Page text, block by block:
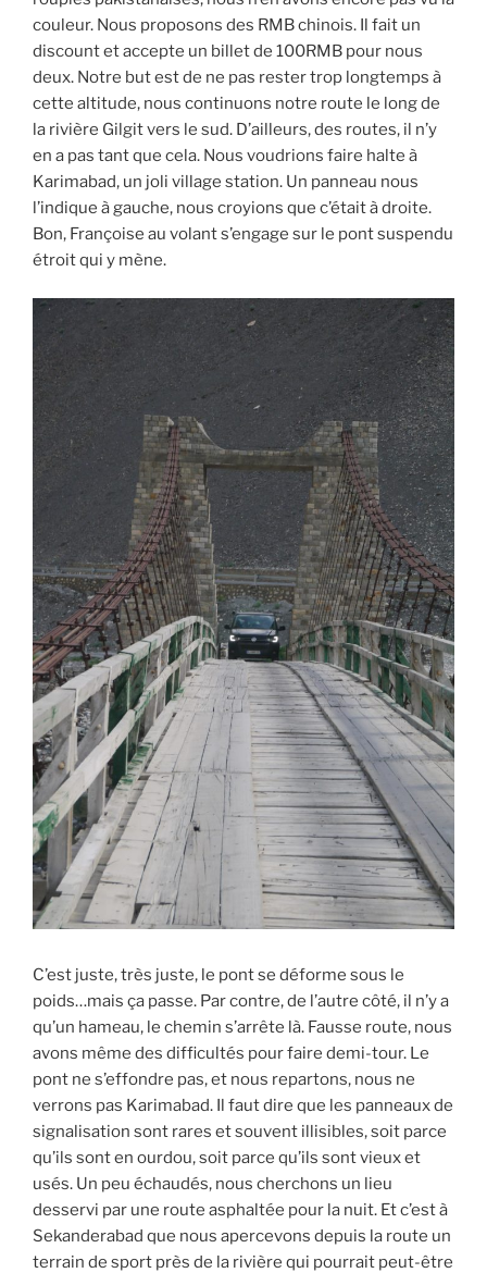
couleur. Nous proposons des RMB chinois. Il fait un
discount et accepte un billet de 100RMB pour nous
deux. Notre but est de ne pas rester trop longtemps à
cette altitude, nous continuons notre route le long de
la rivière Gilgit vers le sud. D’ailleurs, des routes, il n’y
en a pas tant que cela. Nous voudrions faire halte à
Karimabad, un joli village station. Un panneau nous
l’indique à gauche, nous croyions que c’était à droite.
Bon, Françoise au volant s’engage sur le pont suspendu
étroit qui y mène.
C’est juste, très juste, le pont se déforme sous le
poids…mais ça passe. Par contre, de l’autre côté, il n’y a
qu’un hameau, le chemin s’arrête là. Fausse route, nous
avons même des difficultés pour faire demi-tour. Le
pont ne s’effondre pas, et nous repartons, nous ne
verrons pas Karimabad. Il faut dire que les panneaux de
signalisation sont rares et souvent illisibles, soit parce
qu’ils sont en ourdou, soit parce qu’ils sont vieux et
usés. Un peu échaudés, nous cherchons un lieu
desservi par une route asphaltée pour la nuit. Et c’est à
Sekanderabad que nous apercevons depuis la route un
terrain de sport près de la rivière qui pourrait peut-être